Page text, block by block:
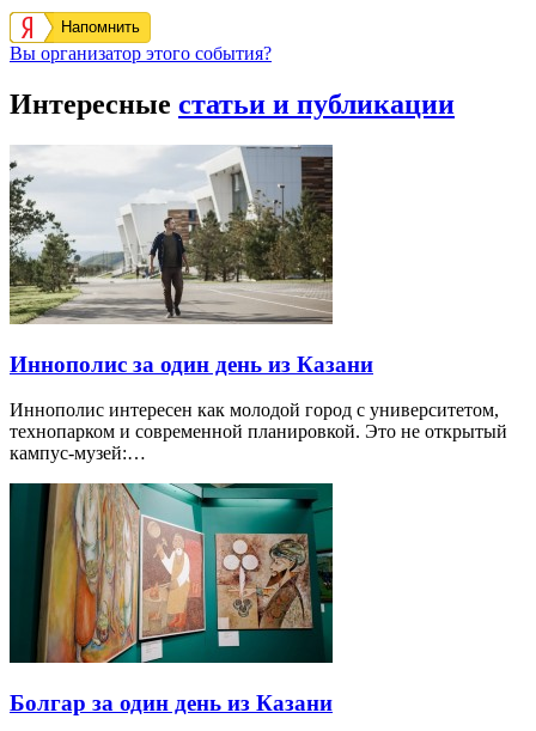
Напомнить
Вы организатор этого события?
Интересные статьи и публикации
Иннополис за один день из Казани
Иннополис интересен как молодой город с университетом,
технопарком и современной планировкой. Это не открытый
кампус-музей:…
Болгар за один день из Казани